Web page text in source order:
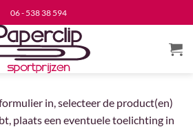
06 - 538 38 594
in, selecteer de product(en)
plaats een eventuele toelichting in